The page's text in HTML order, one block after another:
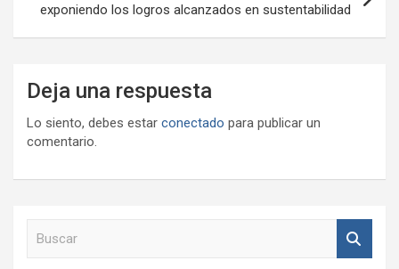
exponiendo los logros alcanzados en sustentabilidad
Deja una respuesta
Lo siento, debes estar conectado para publicar un
comentario.